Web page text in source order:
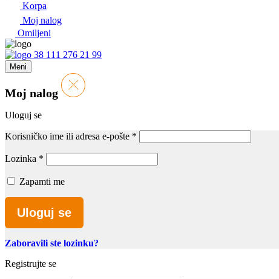
Korpa
Moj nalog
Omiljeni
38 111 276 21 99
Meni
Moj nalog
Uloguj se
Korisničko ime ili adresa e-pošte *
Lozinka *
Zapamti me
Uloguj se
Zaboravili ste lozinku?
Registrujte se